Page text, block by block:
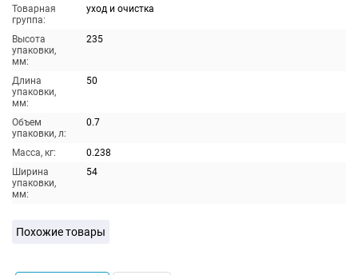
Товарная
группа:
уход и очистка
Высота
упаковки,
мм:
235
Длина
упаковки,
мм:
50
Объем
упаковки, л:
0.7
Масса, кг:
0.238
Ширина
упаковки,
мм:
54
Похожие товары